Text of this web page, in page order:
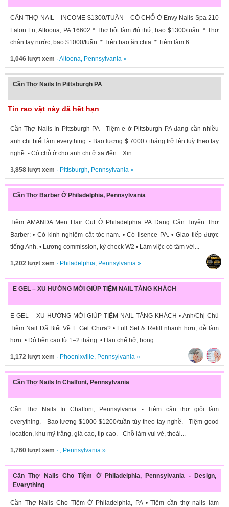
CẦN THỢ NAIL – INCOME $1300/TUẦN – CÓ CHỖ Ở Envy Nails Spa 210
Falon Ln, Altoona, PA 16602 * Thợ bột làm đủ thứ, bao $1300/tuần. * Thợ
chân tay nước, bao $1000/tuần. * Trên bao ăn chia. * Tiệm làm 6...
1,046 lượt xem · Altoona, Pennsylvania»
Cần Thợ Nails In Pittsburgh PA
Tin rao vặt này đã hết hạn
Cần Thợ Nails In Pittsburgh PA - Tiệm e ở Pittsburgh PA đang cần nhiều
anh chị biết làm everything. - Bao lương $ 7000 / tháng trở lên tuỳ theo tay
nghề. - Có chỗ ở cho anh chị ở xa đến . Xin...
3,858 lượt xem · Pittsburgh, Pennsylvania»
Cần Thợ Barber Ở Philadelphia, Pennsylvania
Tiệm AMANDA Men Hair Cut Ở Philadelphia PA Đang Cần Tuyển Thợ
Barber: • Có kinh nghiệm cắt tóc nam. • Có lisence PA. • Giao tiếp được
tiếng Anh. • Lương commission, ký check W2 • Làm việc có tâm với...
1,202 lượt xem · Philadelphia, Pennsylvania»
E GEL – XU HƯỚNG MỚI GIÚP TIỆM NAIL TĂNG KHÁCH
E GEL – XU HƯỚNG MỚI GIÚP TIỆM NAIL TĂNG KHÁCH • Anh/Chị Chủ
Tiệm Nail Đã Biết Về E Gel Chưa? • Full Set & Refill nhanh hơn, dễ làm
hơn. • Độ bền cao từ 1–2 tháng. • Hạn chế hở, bong...
1,172 lượt xem · Phoenixville, Pennsylvania»
Cần Thợ Nails In Chalfont, Pennsylvania
Cần Thợ Nails In Chalfont, Pennsylvania - Tiệm cần thợ giỏi làm
everything. - Bao lương $1000-$1200/tuần tùy theo tay nghề. - Tiệm good
location, khu mỹ trắng, giá cao, tip cao. - Chỗ làm vui vẻ, thoải...
1,760 lượt xem · , Pennsylvania»
Cần Thợ Nails Cho Tiệm Ở Philadelphia, Pennsylvania - Design,
Everything
Cần Thợ Nails Cho Tiệm Ở Philadelphia, PA • Tiệm cần thợ nails làm